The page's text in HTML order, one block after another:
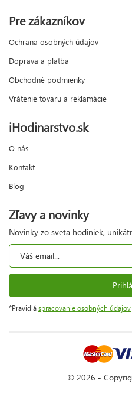
Pre zákazníkov
Ochrana osobných údajov
Doprava a platba
Obchodné podmienky
Vrátenie tovaru a reklamácie
iHodinarstvo.sk
O nás
Kontakt
Blog
Zľavy a novinky
Novinky zo sveta hodiniek,
*Pravidlá spracovanie osobných údajov
© 2026 -